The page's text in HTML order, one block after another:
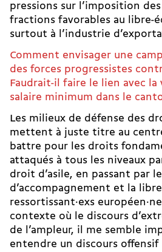
pressions sur l’imposition
fractions favorables au libre-
surtout à l’industrie
Comment envisager une
des forces progressistes
Faudrait-il faire le lien avec
salaire minimum dans le
Les milieux de défense des
mettent à juste titre au
battre pour les droits
attaqués à tous les niveaux
droit d’asile, en passant par
d’accompagnement et la
ressortissant·exs
contexte où le discours
de l’ampleur, il me semble
entendre un discours offensif